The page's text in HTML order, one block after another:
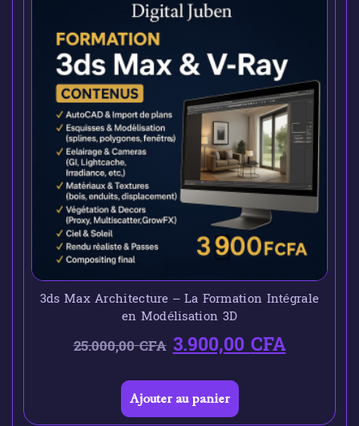
3ds Max Architecture – La Formation Intégrale
en Modélisation 3D
25.000,00CFA 3.900,00CFA
Ajouter au panier